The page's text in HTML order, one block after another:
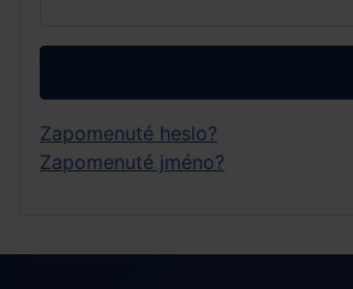
Zapomenuté heslo?
Zapomenuté jméno?